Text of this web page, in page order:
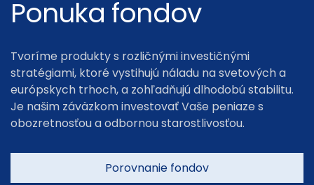
Ponuka fondov
Tvoríme produkty s rozličnými investičnými
stratégiami, ktoré vystihujú náladu na svetových a
európskych trhoch, a zohľadňujú dlhodobú stabilitu.
Je našim záväzkom investovať Vaše peniaze s
obozretnosťou a odbornou starostlivosťou.
Porovnanie fondov